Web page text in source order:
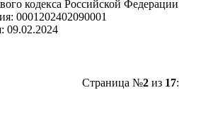
кодекса Российской Федерации
0001202402090001
09.02.2024
Страница №2из 17: